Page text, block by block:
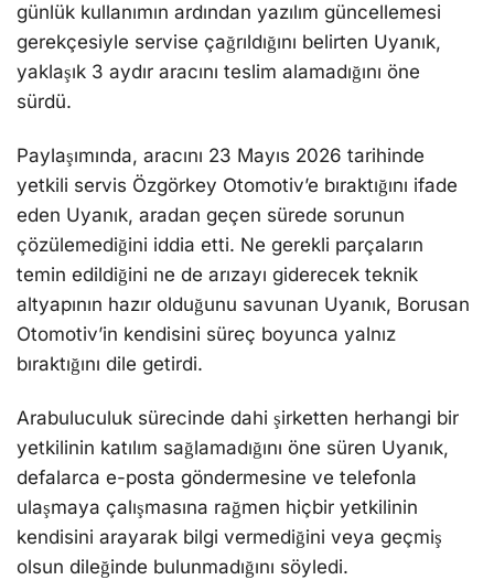
günlük kullanımın ardından yazılım güncellemesi
gerekçesiyle servise çağrıldığını belirten Uyanık,
yaklaşık 3 aydır aracını teslim alamadığını öne
sürdü.
Paylaşımında, aracını 23 Mayıs 2026 tarihinde
yetkili servis Özgörkey Otomotiv’e bıraktığını ifade
eden Uyanık, aradan geçen sürede sorunun
çözülemediğini iddia etti. Ne gerekli parçaların
temin edildiğini ne de arızayı giderecek teknik
altyapının hazır olduğunu savunan Uyanık, Borusan
Otomotiv’in kendisini süreç boyunca yalnız
bıraktığını dile getirdi.
Arabuluculuk sürecinde dahi şirketten herhangi bir
yetkilinin katılım sağlamadığını öne süren Uyanık,
defalarca e-posta göndermesine ve telefonla
ulaşmaya çalışmasına rağmen hiçbir yetkilinin
kendisini arayarak bilgi vermediğini veya geçmiş
olsun dileğinde bulunmadığını söyledi.